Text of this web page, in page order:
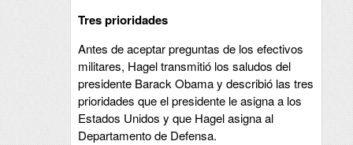
Tres prioridades
Antes de aceptar preguntas de los efectivos
militares, Hagel transmitió los saludos del
presidente Barack Obama y describió las tres
prioridades que el presidente le asigna a los
Estados Unidos y que Hagel asigna al
Departamento de Defensa.